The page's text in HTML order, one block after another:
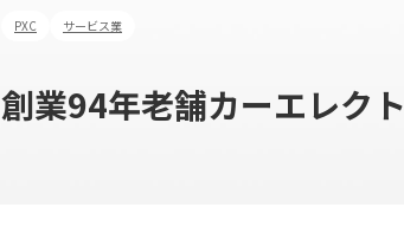
PXC サービス業
創業94年老舗カーエレク